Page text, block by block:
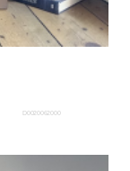
D0020062000